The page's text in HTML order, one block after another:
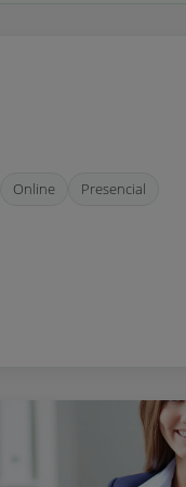
Online Presencial